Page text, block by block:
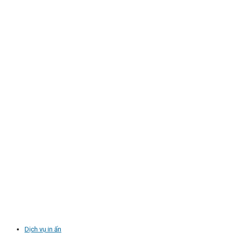
Dịch vụ in ấn